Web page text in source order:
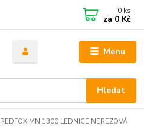
Menu
Hledat
0 ks
za 0 Kč
REDFOX MN 1300 LEDNICE NEREZOVÁ